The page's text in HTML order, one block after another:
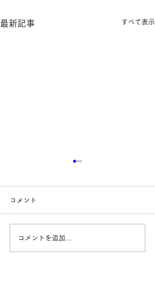
最新記事 すべて表示
Yononaka新シリーズ始ま
コメント
コメントを追加…